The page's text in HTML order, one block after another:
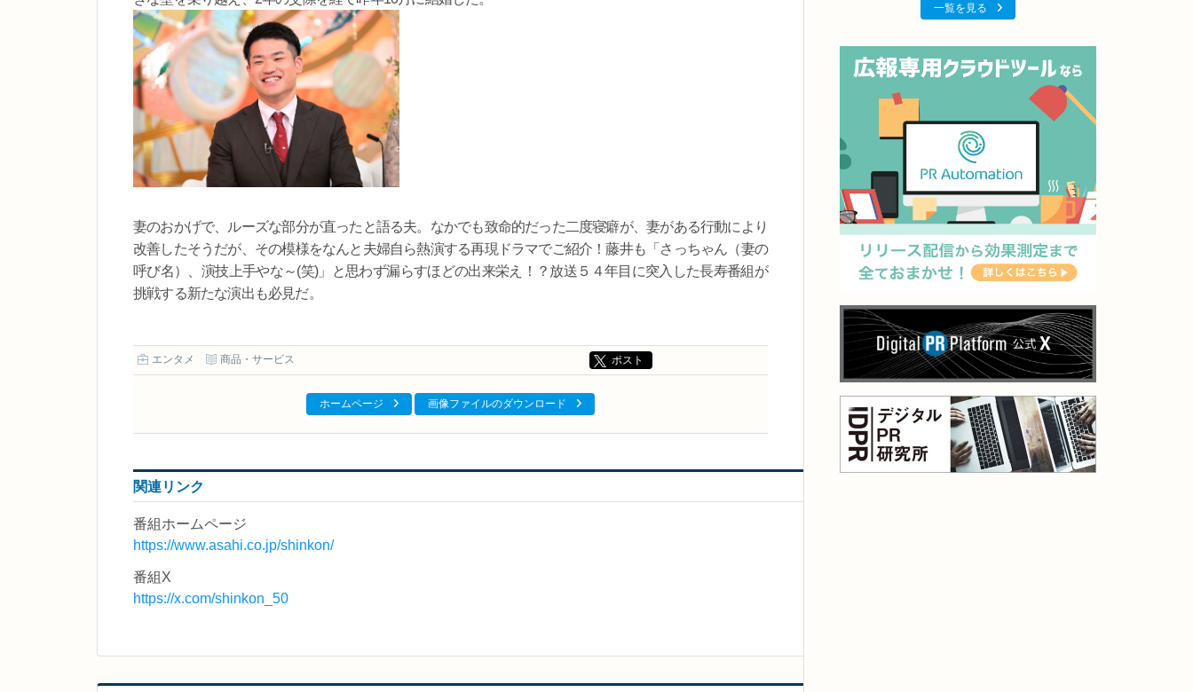
妻のおかげで、ルーズな部分が直ったと語る夫。なかでも致命的だった二度寝癖が、妻がある行動により
改善したそうだが、その模様をなんと夫婦自ら熱演する再現ドラマでご紹介！藤井も「さっちゃん（妻の
呼び名）、演技上手やな～(笑)」と思わず漏らすほどの出来栄え！？放送５４年目に突入した長寿番組が
挑戦する新たな演出も必見だ。
エンタメ 商品・サービス ポスト
ホームページ 画像ファイルのダウンロード
関連リンク
番組ホームページ
https://www.asahi.co.jp/shinkon/
番組X
https://x.com/shinkon_50
一覧を見る